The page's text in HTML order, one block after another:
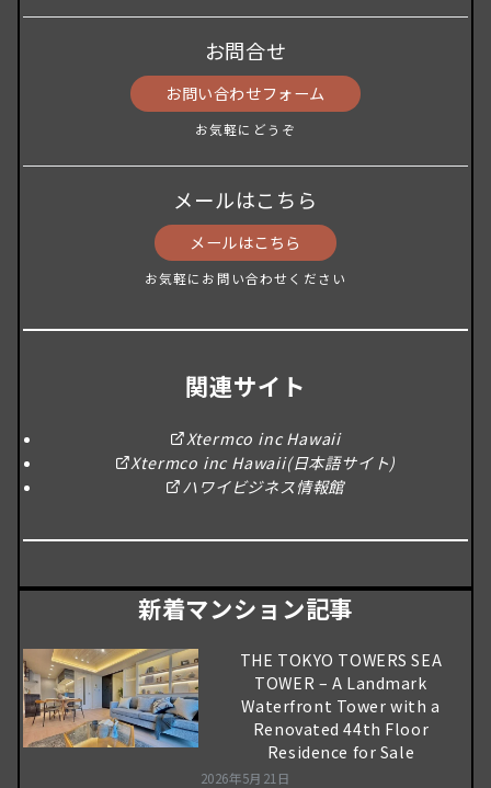
お問合せ
お問い合わせフォーム
お気軽にどうぞ
メールはこちら
メールはこちら
お気軽にお問い合わせください
関連サイト
Xtermco inc Hawaii
Xtermco inc Hawaii(日本語サイト)
ハワイビジネス情報館
新着マンション記事
THE TOKYO TOWERS SEA
TOWER – A Landmark
Waterfront Tower with a
Renovated 44th Floor
Residence for Sale
2026年5月21日